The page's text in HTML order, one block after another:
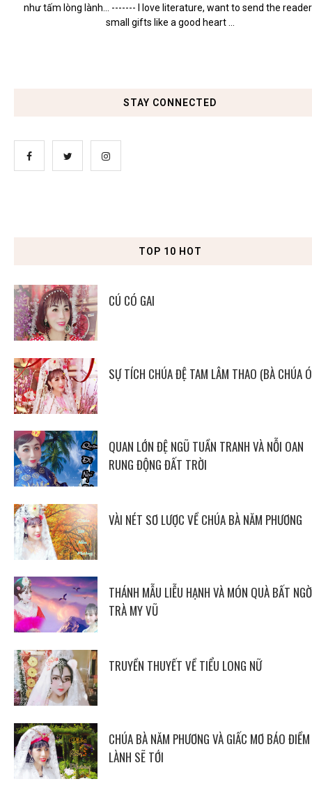
như tấm lòng lành... ------- I love literature, want to send the
small gifts like a good heart ...
STAY CONNECTED
TOP 10 HOT
CÚ CÓ GAI
SỰ TÍCH CHÚA ĐỆ TAM LÂM THAO (BÀ CHÚA
QUAN LỚN ĐỆ NGŨ TUẦN TRANH VÀ NỖI OAN
RUNG ĐỘNG ĐẤT TRỜI
VÀI NÉT SƠ LƯỢC VỀ CHÚA BÀ NĂM PHƯƠNG
THÁNH MẪU LIỄU HẠNH VÀ MÓN QUÀ BẤT
TRÀ MY VŨ
TRUYỀN THUYẾT VỀ TIỂU LONG NỮ
CHÚA BÀ NĂM PHƯƠNG VÀ GIẤC MƠ BÁO ĐIỀM
LÀNH SẼ TỚI